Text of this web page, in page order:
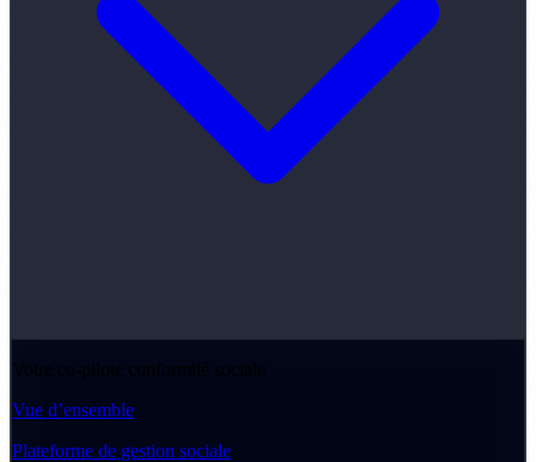
Votre co-pilote conformité sociale
Vue d’ensemble
Plateforme de gestion sociale